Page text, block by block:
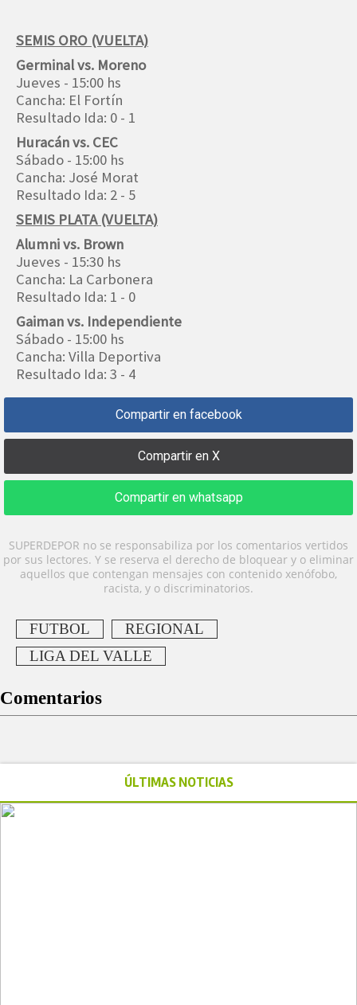
SEMIS ORO (VUELTA)
Germinal vs. Moreno
Jueves - 15:00 hs
Cancha: El Fortín
Resultado Ida: 0 - 1
Huracán vs. CEC
Sábado - 15:00 hs
Cancha: José Morat
Resultado Ida: 2 - 5
SEMIS PLATA (VUELTA)
Alumni vs. Brown
Jueves - 15:30 hs
Cancha: La Carbonera
Resultado Ida: 1 - 0
Gaiman vs. Independiente
Sábado - 15:00 hs
Cancha: Villa Deportiva
Resultado Ida: 3 - 4
Compartir en facebook
Compartir en X
Compartir en whatsapp
SUPERDEPOR no se responsabiliza por los comentarios vertidos
por sus lectores. Y se reserva el derecho de bloquear y o eliminar
aquellos que contengan mensajes con contenido xenófobo,
racista, y o discriminatorios.
FUTBOL
REGIONAL
LIGA DEL VALLE
Comentarios
ÚLTIMAS NOTICIAS